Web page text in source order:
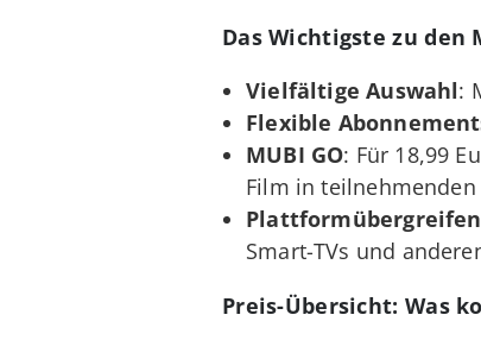
Das Wichtigste zu den
Vielfältige Auswahl:
Flexible
MUBI GO: Für 18,99
Film in teilnehmenden
Smart-TVs und
Preis-Übersicht: Was